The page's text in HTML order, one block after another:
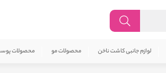
لوازم جانبی کاشت ناخن محصولات مو محصولات